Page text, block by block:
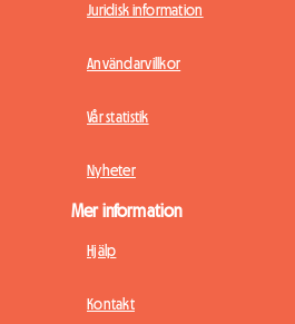
Juridisk information
Användarvillkor
Vår statistik
Nyheter
Mer information
Hjälp
Kontakt